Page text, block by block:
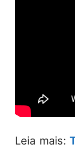
Leia mais: